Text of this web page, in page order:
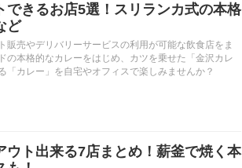
きるお店5選！スリランカ式の本格
ど
売やデリバリーサービスの利用が可能な飲食店をま
の本格的なカレーをはじめ、カツを乗せた「金沢カレ
カレー」を自宅やオフィスで楽しみませんか？
ト出来る7店まとめ！薪釜で焼く本